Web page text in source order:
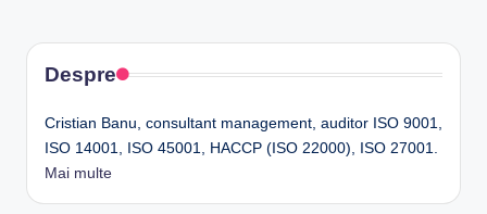
Despre
Cristian Banu, consultant management, auditor ISO 9001,
ISO 14001, ISO 45001, HACCP (ISO 22000), ISO 27001.
Mai multe